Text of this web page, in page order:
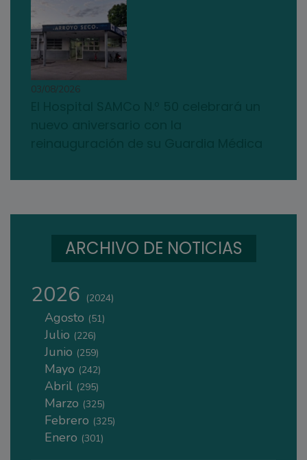
03/08/2026
ARCHIVO DE NOTICIAS
2026 (2024)
Agosto (51)
Julio (226)
Junio (259)
Mayo (242)
Abril (295)
Marzo (325)
Febrero (325)
Enero (301)